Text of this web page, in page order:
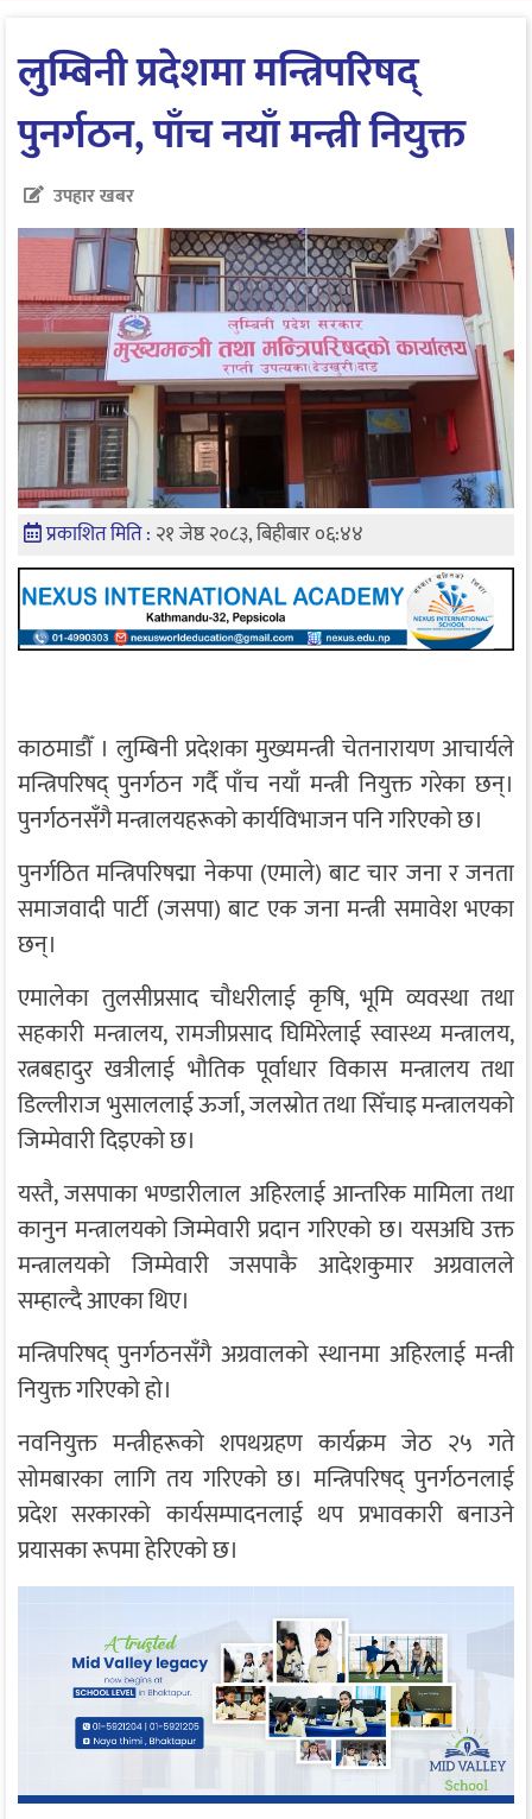
लुम्बिनी प्रदेशमा मन्त्रिपरिषद्
पुनर्गठन, पाँच नयाँ मन्त्री नियुक्त
उपहार खबर
प्रकाशित मिति : २१ जेष्ठ २०८३, बिहीबार ०६:४४
काठमाडौँ । लुम्बिनी प्रदेशका मुख्यमन्त्री चेतनारायण आचार्यले
मन्त्रिपरिषद् पुनर्गठन गर्दै पाँच नयाँ मन्त्री नियुक्त गरेका छन्।
पुनर्गठनसँगै मन्त्रालयहरूको कार्यविभाजन पनि गरिएको छ।
पुनर्गठित मन्त्रिपरिषद्मा नेकपा (एमाले) बाट चार जना र जनता
समाजवादी पार्टी (जसपा) बाट एक जना मन्त्री समावेश भएका
छन्।
एमालेका तुलसीप्रसाद चौधरीलाई कृषि, भूमि व्यवस्था तथा
सहकारी मन्त्रालय, रामजीप्रसाद घिमिरेलाई स्वास्थ्य मन्त्रालय,
रत्नबहादुर खत्रीलाई भौतिक पूर्वाधार विकास मन्त्रालय तथा
डिल्लीराज भुसाललाई ऊर्जा, जलस्रोत तथा सिँचाइ मन्त्रालयको
जिम्मेवारी दिइएको छ।
यस्तै, जसपाका भण्डारीलाल अहिरलाई आन्तरिक मामिला तथा
कानुन मन्त्रालयको जिम्मेवारी प्रदान गरिएको छ। यसअघि उक्त
मन्त्रालयको जिम्मेवारी जसपाकै आदेशकुमार अग्रवालले
सम्हाल्दै आएका थिए।
मन्त्रिपरिषद् पुनर्गठनसँगै अग्रवालको स्थानमा अहिरलाई मन्त्री
नियुक्त गरिएको हो।
नवनियुक्त मन्त्रीहरूको शपथग्रहण कार्यक्रम जेठ २५ गते
सोमबारका लागि तय गरिएको छ। मन्त्रिपरिषद् पुनर्गठनलाई
प्रदेश सरकारको कार्यसम्पादनलाई थप प्रभावकारी बनाउने
प्रयासका रूपमा हेरिएको छ।